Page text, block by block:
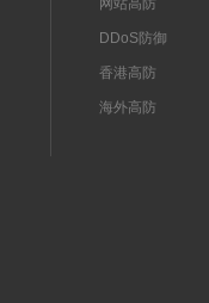
网站高防
DDoS防御
香港高防
海外高防